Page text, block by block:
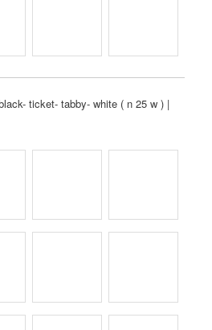
ticket- tabby- white ( n 25 w ) |